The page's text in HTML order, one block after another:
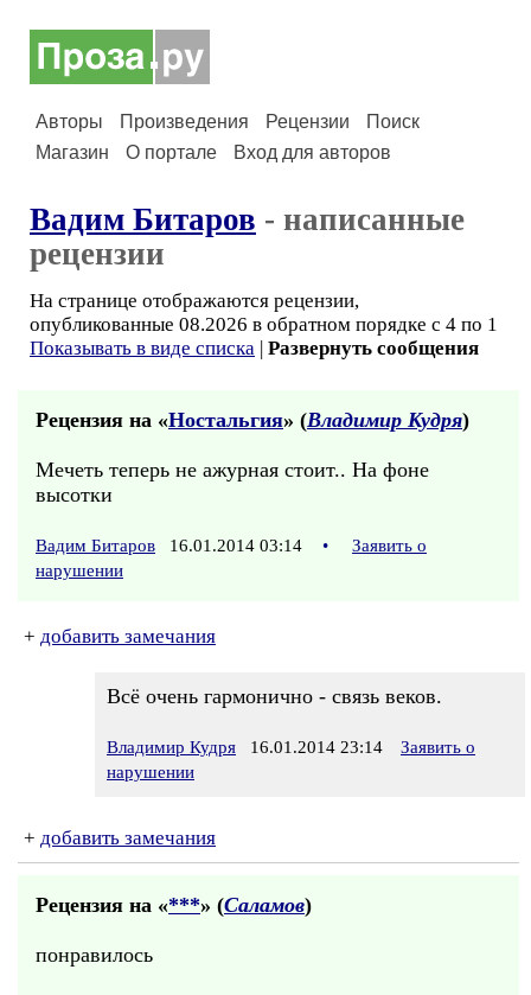
Авторы Произведения Рецензии
Поиск
Магазин
О портале Вход для авторов
Вадим Битаров - написанные
рецензии
На странице отображаются рецензии,
опубликованные 08.2026 в обратном порядке с 4 по 1
Показывать в виде списка | Развернуть сообщения
Рецензия на «Ностальгия» (Владимир Кудря)
Мечеть теперь не ажурная стоит.. На фоне
высотки
Вадим Битаров 16.01.2014 03:14 •
Заявить о
нарушении
+ добавить замечания
Всё очень гармонично - связь веков.
Владимир Кудря 16.01.2014 23:14
Заявить о
нарушении
+ добавить замечания
Рецензия на «***» (Саламов)
понравилось